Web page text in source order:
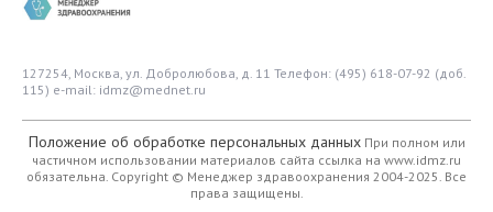
127254, Москва, ул. Добролюбова, д. 11 Телефон: (495) 618-07-92 (доб.
115) e-mail: idmz@mednet.ru
Положение об обработке персональных данныхПри полном или
частичном использовании материалов сайта ссылка на www.idmz.ru
обязательна. Copyright © Менеджер здравоохранения 2004-2025. Все
права защищены.